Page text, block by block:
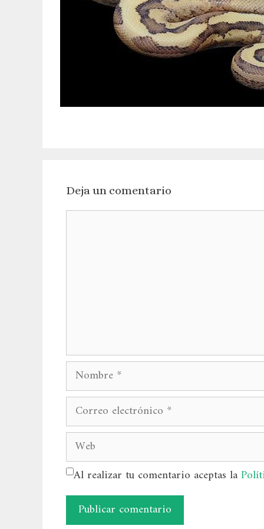
Deja un comentario
Comentario
Nombre
Correo
electrónico
Web
Al realizar tu comentario aceptas la